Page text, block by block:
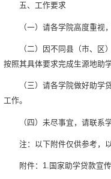
五、工作要求
（一）请各学院高度重
（二）因不同县（市、
按照其具体要求完成生源地助
（三）请各学院做好助
工作。
（四）未尽事宜，请联系
注：以下附件仅供参考，
附件：1.国家助学贷款宣